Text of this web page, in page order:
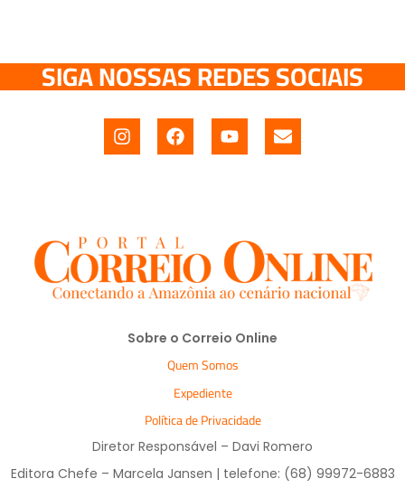
SIGA NOSSAS REDES SOCIAIS
Sobre o Correio Online
Quem Somos
Expediente
Política de Privacidade
Diretor Responsável – Davi Romero
Editora Chefe – Marcela Jansen | telefone: (68) 99972-6883